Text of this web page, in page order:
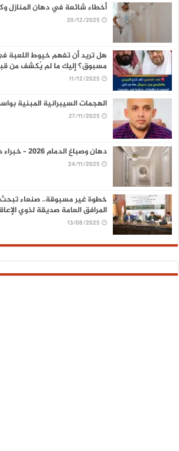
أخطاء شائعة في دهان المنازل
20/12/2025
هل تريد أن تفهم خيوط
مسبوق؟ إليك ما لم يُكشف من
11/12/2025
الهجمات السيبرانية المبنية
27/11/2025
دهان وصباغ الدمام 2026 – خبراء ديكورات وأصباغ الشرقية
24/11/2025
خطوة غير مسبوقة.. صنعاء
المرافق العامة صديقة لذوي
13/08/2025